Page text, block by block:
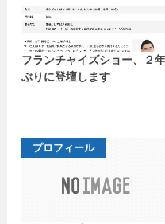
フランチャイズショー、２年
ぶりに登壇します
プロフィール